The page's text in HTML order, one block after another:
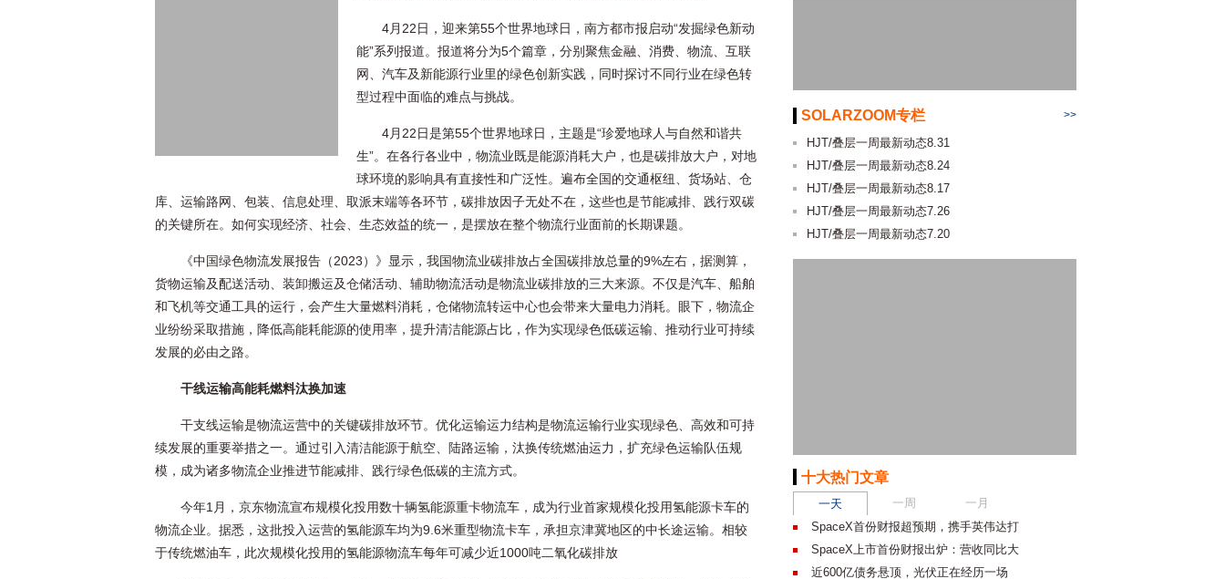
4月22日，迎来第55个世界地球日，南方都市报启动“发掘绿色新动
能”系列报道。报道将分为5个篇章，分别聚焦金融、消费、物流、互联
网、汽车及新能源行业里的绿色创新实践，同时探讨不同行业在绿色转
型过程中面临的难点与挑战。
4月22日是第55个世界地球日，主题是“珍爱地球人与自然和谐共
生”。在各行各业中，物流业既是能源消耗大户，也是碳排放大户，对地
球环境的影响具有直接性和广泛性。遍布全国的交通枢纽、货场站、仓
库、运输路网、包装、信息处理、取派末端等各环节，碳排放因子无处不在，这些也是节能减排、践行双碳
的关键所在。如何实现经济、社会、生态效益的统一，是摆放在整个物流行业面前的长期课题。
《中国绿色物流发展报告（2023）》显示，我国物流业碳排放占全国碳排放总量的9%左右，据测算，
货物运输及配送活动、装卸搬运及仓储活动、辅助物流活动是物流业碳排放的三大来源。不仅是汽车、船舶
和飞机等交通工具的运行，会产生大量燃料消耗，仓储物流转运中心也会带来大量电力消耗。眼下，物流企
业纷纷采取措施，降低高能耗能源的使用率，提升清洁能源占比，作为实现绿色低碳运输、推动行业可持续
发展的必由之路。
干线运输高能耗燃料汰换加速
干支线运输是物流运营中的关键碳排放环节。优化运输运力结构是物流运输行业实现绿色、高效和可持
续发展的重要举措之一。通过引入清洁能源于航空、陆路运输，汰换传统燃油运力，扩充绿色运输队伍规
模，成为诸多物流企业推进节能减排、践行绿色低碳的主流方式。
今年1月，京东物流宣布规模化投用数十辆氢能源重卡物流车，成为行业首家规模化投用氢能源卡车的
物流企业。据悉，这批投入运营的氢能源车均为9.6米重型物流卡车，承担京津冀地区的中长途运输。相较
于传统燃油车，此次规模化投用的氢能源物流车每年可减少近1000吨二氧化碳排放
SOLARZOOM专栏 >>
HJT/叠层一周最新动态8.31
HJT/叠层一周最新动态8.24
HJT/叠层一周最新动态8.17
HJT/叠层一周最新动态7.26
HJT/叠层一周最新动态7.20
十大热门文章
一天 一周
一月
SpaceX首份财报超预期，携手英伟达打
SpaceX上市首份财报出炉：营收同比大
近600亿债务悬顶，光伏正在经历一场